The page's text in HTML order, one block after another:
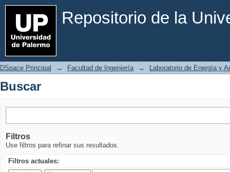
Repositorio de la
Buscar
DSpace Principal → Facultad de Ingeniería → Laboratorio de Energía y
Buscar
Filtros
Use filtros para refinar sus resultados.
Filtros actuales: